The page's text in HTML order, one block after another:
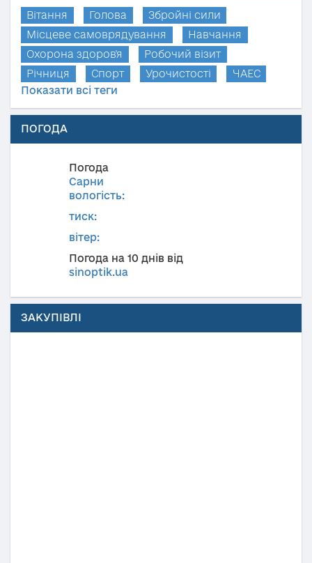
Вітання Голова
Збройні сили
Місцеве самоврядування
Навчання
Охорона здоров'я
Робочий візит
Річниця
Спорт Урочистості
ЧАЕС
Показати всі теги
ПОГОДА
Погода
Сарни
вологість:
тиск:
вітер:
Погода на 10 днів від
sinoptik.ua
ЗАКУПІВЛІ